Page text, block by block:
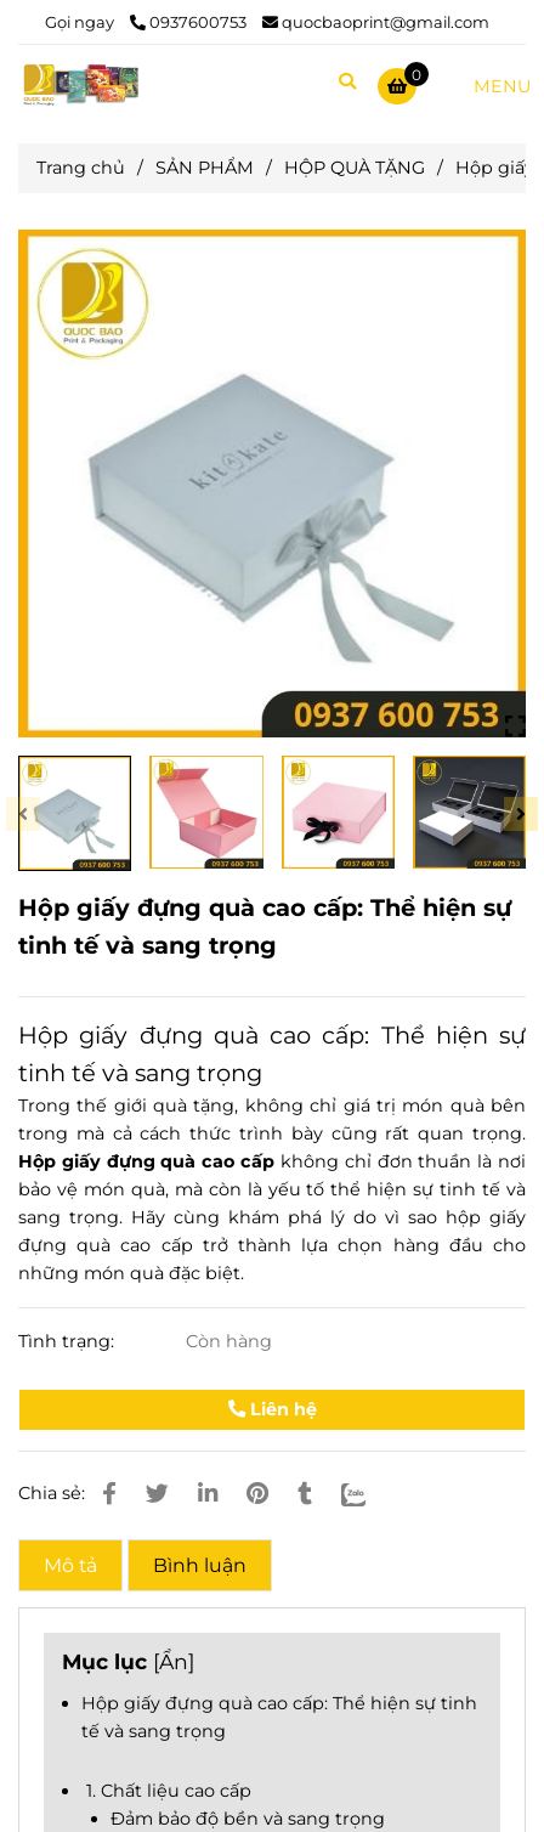
Gọi ngay 0937600753 quocbaoprint@gmail.com
0
MENU
Trang chủ / SẢN PHẨM / HỘP QUÀ TẶNG / Hộp giấy
Hộp giấy đựng quà cao cấp: Thể hiện sự
tinh tế và sang trọng
Hộp giấy đựng quà cao cấp: Thể hiện sự
tinh tế và sang trọng
Trong thế giới quà tặng, không chỉ giá trị món quà bên
trong mà cả cách thức trình bày cũng rất quan trọng.
Hộp giấy đựng quà cao cấp không chỉ đơn thuần là nơi
bảo vệ món quà, mà còn là yếu tố thể hiện sự tinh tế và
sang trọng. Hãy cùng khám phá lý do vì sao hộp giấy
đựng quà cao cấp trở thành lựa chọn hàng đầu cho
những món quà đặc biệt.
Tình trạng: Còn hàng
Liên hệ
Chia sẻ:
Mô tả Bình luận
Mục lục [Ẩn]
Hộp giấy đựng quà cao cấp: Thể hiện sự tinh
tế và sang trọng
1. Chất liệu cao cấp
Đảm bảo độ bền và sang trọng